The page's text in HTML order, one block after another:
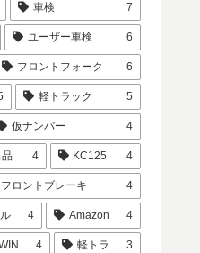
車検 7
ユーザー車検 6
フロントフォーク 6
軽トラック 5
仮ナンバー 4
4 KC125 4
フロントブレーキ 4
4 Amazon 4
4 軽トラ 3